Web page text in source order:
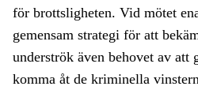
för brottsligheten. Vid mötet
gemensam strategi för att
underströk även behovet av att
komma åt de kriminella